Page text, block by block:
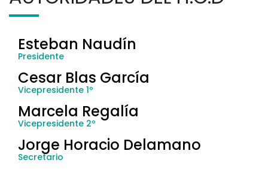
Esteban Naudín
Presidente
Cesar Blas García
Vicepresidente 1º
Marcela Regalía
Vicepresidente 2º
Jorge Horacio Delamano
Secretario